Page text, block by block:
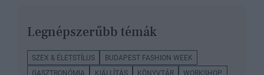
Legnépszerűbb témák
SZEX & ÉLETSTÍLUS
BUDAPEST FASHION WEEK
GASZTRONÓMIA
KIÁLLÍTÁS KÖNYVTÁR
WORKSHOP